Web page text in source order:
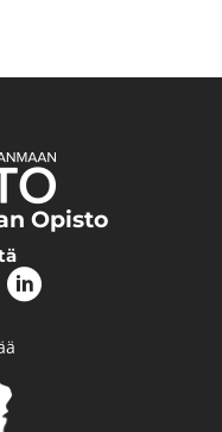
Opisto